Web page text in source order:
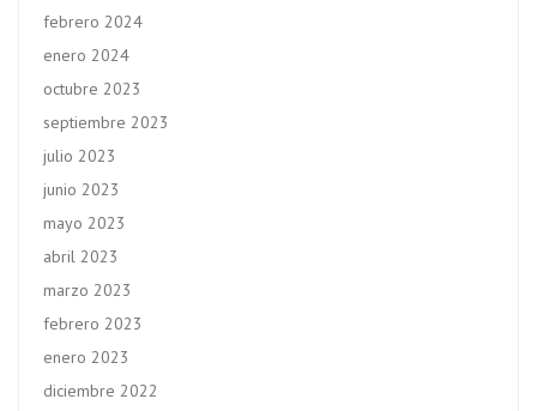
febrero 2024
enero 2024
octubre 2023
septiembre 2023
julio 2023
junio 2023
mayo 2023
abril 2023
marzo 2023
febrero 2023
enero 2023
diciembre 2022